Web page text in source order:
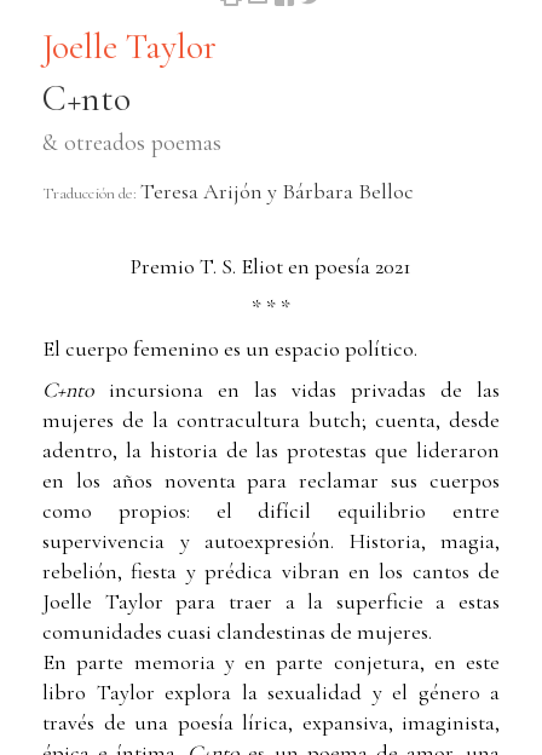
Joelle Taylor
C+nto
& otreados poemas
Traducción de: Teresa Arijón y Bárbara Belloc
Premio T. S. Eliot en poesía 2021
* * *
El cuerpo femenino es un espacio político.
C+nto incursiona en las vidas privadas de las
mujeres de la contracultura butch; cuenta, desde
adentro, la historia de las protestas que lideraron
en los años noventa para reclamar sus cuerpos
como propios: el difícil equilibrio entre
supervivencia y autoexpresión. Historia, magia,
rebelión, fiesta y prédica vibran en los cantos de
Joelle Taylor para traer a la superficie a estas
comunidades cuasi clandestinas de mujeres.
En parte memoria y en parte conjetura, en este
libro Taylor explora la sexualidad y el género a
través de una poesía lírica, expansiva, imaginista,